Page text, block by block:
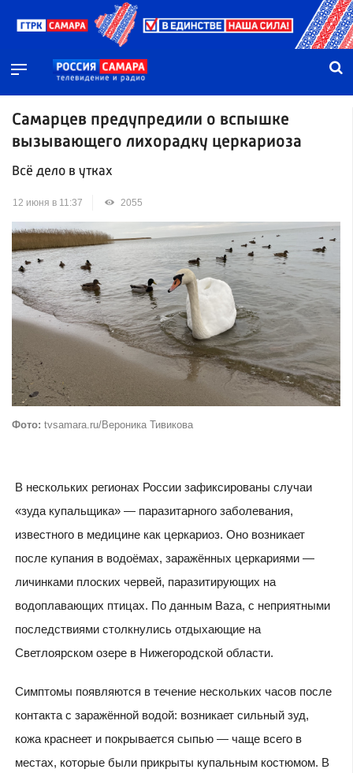
Самарцев предупредили о вспышке
вызывающего лихорадку церкариоза
Всё дело в утках
12 июня в 11:37 2055
Фото: tvsamara.ru/Вероника Тивикова
В нескольких регионах России зафиксированы случаи
«зуда купальщика» — паразитарного заболевания,
известного в медицине как церкариоз. Оно возникает
после купания в водоёмах, заражённых церкариями —
личинками плоских червей, паразитирующих на
водоплавающих птицах. По данным Baza, с неприятными
последствиями столкнулись отдыхающие на
Светлоярском озере в Нижегородской области.
Симптомы появляются в течение нескольких часов после
контакта с заражённой водой: возникает сильный зуд,
кожа краснеет и покрывается сыпью — чаще всего в
местах, которые были прикрыты купальным костюмом. В